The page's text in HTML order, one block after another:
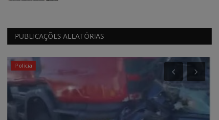
PUBLICAÇÕES ALEATÓRIAS
Polícia